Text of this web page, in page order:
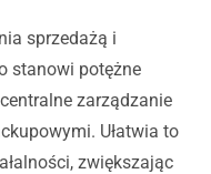
sprzedażą i
stanowi potężne
zarządzanie
Ułatwia to
zwiększając